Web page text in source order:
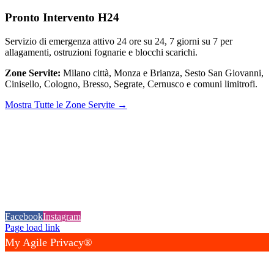
Pronto Intervento H24
Servizio di emergenza attivo 24 ore su 24, 7 giorni su 7 per
allagamenti, ostruzioni fognarie e blocchi scarichi.
Zone Servite: Milano città, Monza e Brianza, Sesto San Giovanni,
Cinisello, Cologno, Bresso, Segrate, Cernusco e comuni limitrofi.
Mostra Tutte le Zone Servite →
FacebookInstagram
Page load link
My Agile Privacy®